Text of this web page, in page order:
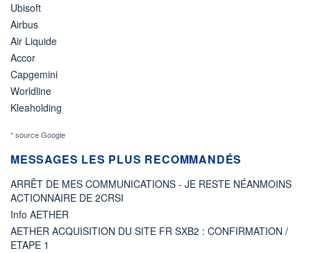
Ubisoft
Airbus
Air Liquide
Accor
Capgemini
Worldline
Kleaholding
* source Google
MESSAGES LES PLUS RECOMMANDÉS
ARRÊT DE MES COMMUNICATIONS - JE RESTE NÉANMOINS
ACTIONNAIRE DE 2CRSI
Info AETHER
AETHER ACQUISITION DU SITE FR SXB2 : CONFIRMATION /
ETAPE 1